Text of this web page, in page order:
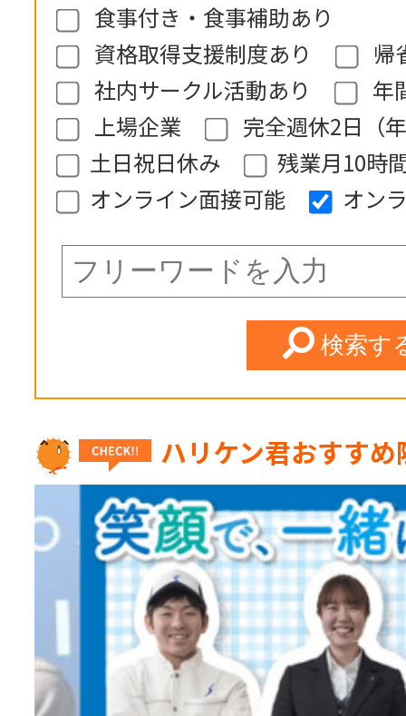
食事付き・食事補助あり
資格取得支援制度あり
帰
社内サークル活動あり
年
上場企業
完全週休2日（
土日祝日休み
残業月10時
オンライン面接可能
オン
検索す
ハリケン君おすすめ